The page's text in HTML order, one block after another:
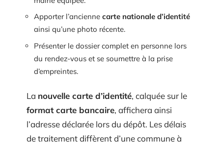
Apporter l’ancienne carte nationale d’identité
ainsi qu’une photo récente.
Présenter le dossier complet en personne lors
du rendez-vous et se soumettre à la prise
d’empreintes.
La nouvelle carte d’identité, calquée sur le
format carte bancaire, affichera ainsi
l’adresse déclarée lors du dépôt. Les délais
de traitement diffèrent d’une commune à